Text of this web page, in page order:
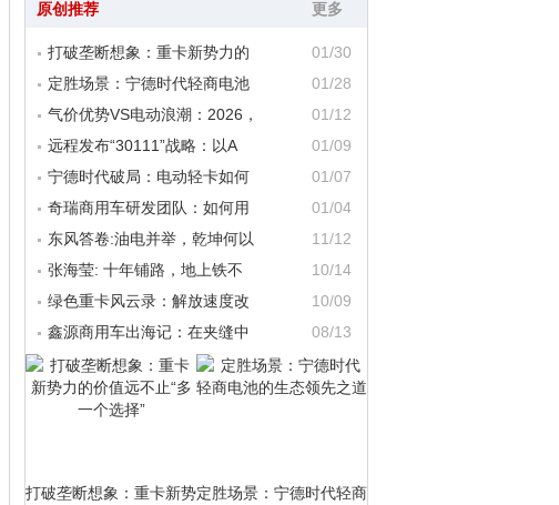
原创推荐 更多
打破垄断想象：重卡新势力的
01/30
定胜场景：宁德时代轻商电池
01/28
气价优势VS电动浪潮：2026，
01/12
远程发布“30111”战略：以A
01/09
宁德时代破局：电动轻卡如何
01/07
奇瑞商用车研发团队：如何用
01/04
东风答卷:油电并举，乾坤何以
11/12
张海莹: 十年铺路，地上铁不
10/14
绿色重卡风云录：解放速度改
10/09
鑫源商用车出海记：在夹缝中
08/13
打破垄断想象：重卡新势定胜场景：宁德时代轻商